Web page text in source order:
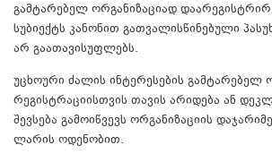
გამტარებელ ორგანიზაციად
სუბიექტს კანონით გათვალისწინებული
არ გაათავისუფლებს.
უცხოური ძალის ინტერესების გამტარებელ
რეგისტრაციისთვის თავის არიდება ან
შევსება გამოიწვევს ორგანიზაციის
ლარის ოდენობით.